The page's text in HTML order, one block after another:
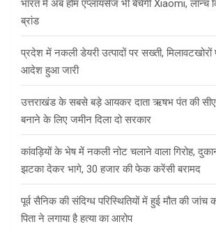
भारत में अब होम एप्लायंसेज भी बेचेगी Xiaomi, लॉन्च
ब्रांड
प्रदेश में नकली डेयरी उत्पादों पर सख्ती,
आदेश हुआ जारी
उत्तराखंड के सबसे बड़े आयकर दाता ऋषभ पंत की
बनाने के लिए जमीन दिला दो सरकार
कांवड़ियों के भेष में नकली नोट चलाने वाला गिरोह,
झटका देकर भागे, 30 हजार की फेक करेंसी बरामद
पूर्व सैनिक की संदिग्ध परिस्थितियों में हुई मौत की जांच
पिता ने लगाया है हत्या का आरोप